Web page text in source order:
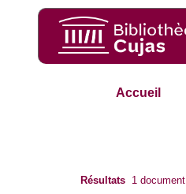
Accueil
Résultats 1 document